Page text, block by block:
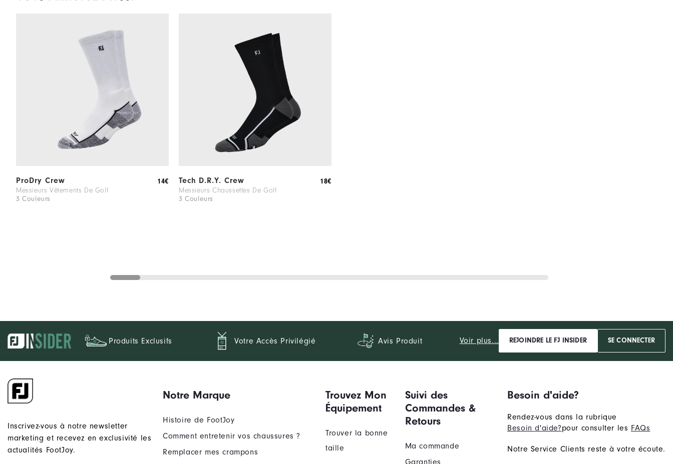
ProDry Crew
Messieurs Vêtements De Golf
3 Couleurs
14€ Tech D.R.Y. Crew
Messieurs Chaussettes De Golf
3 Couleurs
18€
Produits Exclusifs Votre Accès Privilégié Avis Produit Voir plus... REJOINDRE LE FJ INSIDER SE CONNECTER
Inscrivez-vous à notre newsletter
marketing et recevez en exclusivité les
actualités FootJoy.
Notre Marque
Histoire de FootJoy
Comment entretenir vos chaussures ?
Remplacer mes crampons
Trouvez Mon
Équipement
Trouver la bonne
taille
Suivi des
Commandes &
Retours
Ma commande
Garanties
Besoin d'aide?
Rendez-vous dans la rubrique
Besoin d'aide?pour consulter les FAQs
Notre Service Clients reste à votre écoute.